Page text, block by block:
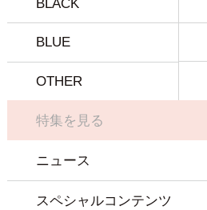
BLACK
BLUE
OTHER
特集を見る
ニュース
スペシャルコンテンツ